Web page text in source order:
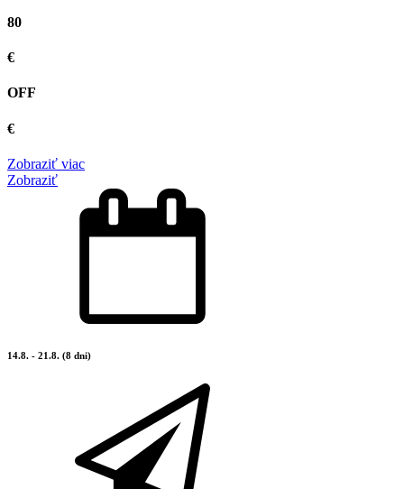
80
€
OFF
€
Zobraziť viac
Zobraziť
14.8. - 21.8. (8 dni)